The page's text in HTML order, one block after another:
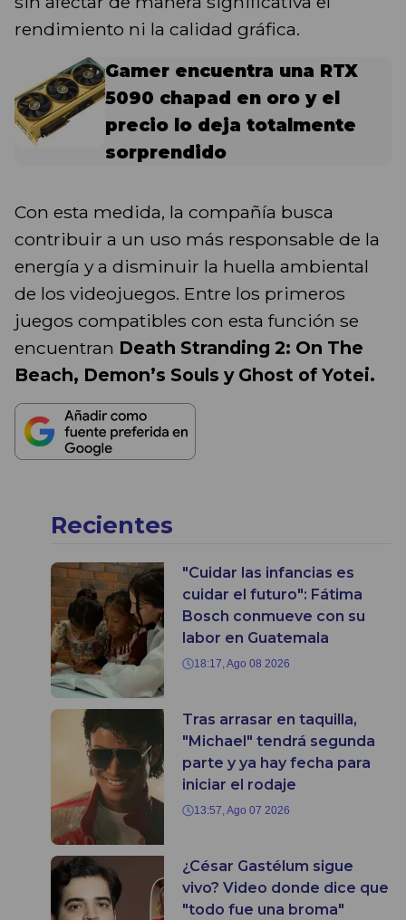
rendimiento ni la calidad gráfica.
Gamer encuentra una RTX
5090 chapad en oro y el
precio lo deja totalmente
sorprendido
Con esta medida, la compañía busca
contribuir a un uso más responsable de la
energía y a disminuir la huella ambiental
de los videojuegos. Entre los primeros
juegos compatibles con esta función se
encuentran Death Stranding 2: On The
Beach, Demon’s Souls y Ghost of Yotei.
Recientes
"Cuidar las infancias es
cuidar el futuro": Fátima
Bosch conmueve con su
labor en Guatemala
18:17, Ago 08 2026
Tras arrasar en taquilla,
"Michael" tendrá segunda
parte y ya hay fecha para
iniciar el rodaje
13:57, Ago 07 2026
¿César Gastélum sigue
vivo? Video donde dice que
"todo fue una broma"